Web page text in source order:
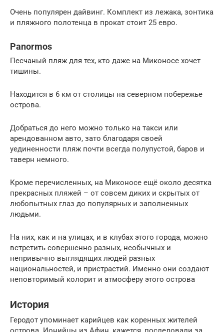
Очень популярен дайвинг. Комплект из лежака, зонтика
и пляжного полотенца в прокат стоит 25 евро.
Panormos
Песчаный пляж для тех, кто даже на Миконосе хочет
тишины.
Находится в 6 км от столицы на северном побережье
острова.
Добраться до него можно только на такси или
арендованном авто, зато благодаря своей
уединенности пляж почти всегда полупустой, баров и
таверн немного.
Кроме перечисленных, на Миконосе ещё около десятка
прекрасных пляжей – от совсем диких и скрытых от
любопытных глаз до популярных и заполненных
людьми.
На них, как и на улицах, и в клубах этого города, можно
встретить совершенно разных, необычных и
непривычно выглядящих людей разных
национальностей, и пристрастий. Именно они создают
неповторимый колорит и атмосферу этого острова
История
Геродот упоминает карийцев как коренных жителей